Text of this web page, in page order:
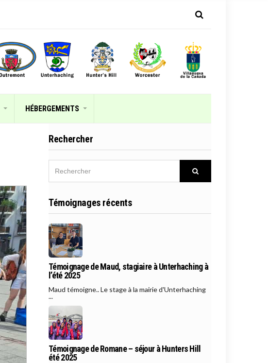
HÉBERGEMENTS
Rechercher
Témoignages récents
Témoignage de Maud, stagiaire à Unterhaching à
l’été 2025
Maud témoigne.. Le stage à la mairie d'Unterhaching
...
Témoignage de Romane – séjour à Hunters Hill
été 2025